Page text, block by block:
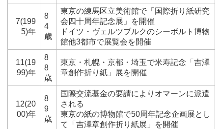
7(199
5)年
8
4
歳
東京の練馬区立美術館で「国際折り紙研究
会四十周年記念展」を開催
ドイツ・ヴェルツブルクのシーボルト博物
館他3都市で展覧会を開催
11(19
99)年
8
8
歳
東京・札幌・京都・埼玉で米寿記念「吉澤
章創作折り紙」展を開催
12(20
00)年
8
9
歳
国際交流基金の要請によりオマーンに派遣
される
東京の紙の博物館で50周年記念企画展とし
て「吉澤章創作折り紙展」を開催